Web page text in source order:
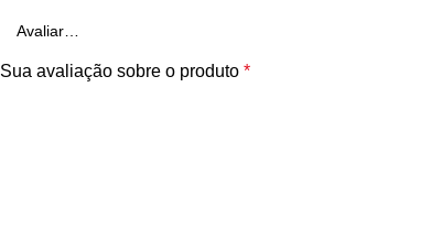
Sua avaliação sobre o produto *